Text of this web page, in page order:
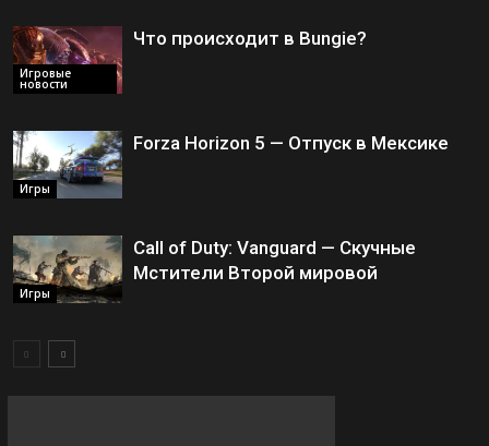
Игровые
новости
Что происходит в Bungie?
Игры
Forza Horizon 5 — Отпуск в Мексике
Игры
Call of Duty: Vanguard — Скучные
Мстители Второй мировой